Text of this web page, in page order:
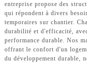
entreprise propose des
qui répondent à divers
temporaires sur chantier.
durabilité et d'efficacité,
performance durable. Nos
offrant le confort d'un
du développement durable,